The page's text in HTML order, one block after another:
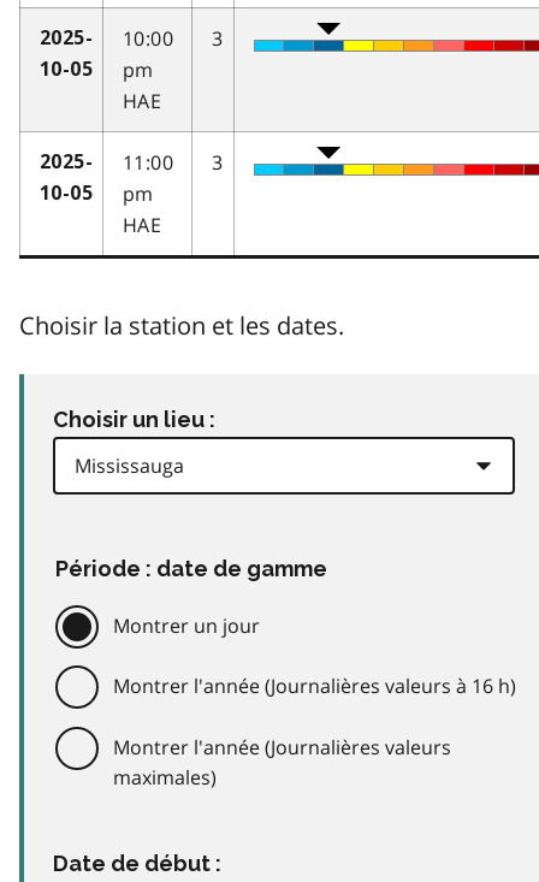
2025-
10-05
10:00
pm
HAE
3
2025-
10-05
11:00
pm
HAE
3
Choisir la station et les dates.
Choisir un lieu :
Période : date de gamme
Montrer un jour
Montrer l'année (Journalières valeurs à 16 h)
Montrer l'année (Journalières valeurs
maximales)
Date de début :